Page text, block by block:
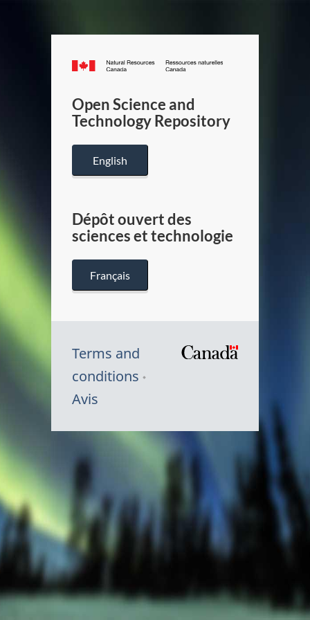
Canada.ca
/
Canada
Open Science and
Technology Repository
English
Dépôt ouvert des
sciences et technologie
Français
Terms and
conditions
Avis
Canada